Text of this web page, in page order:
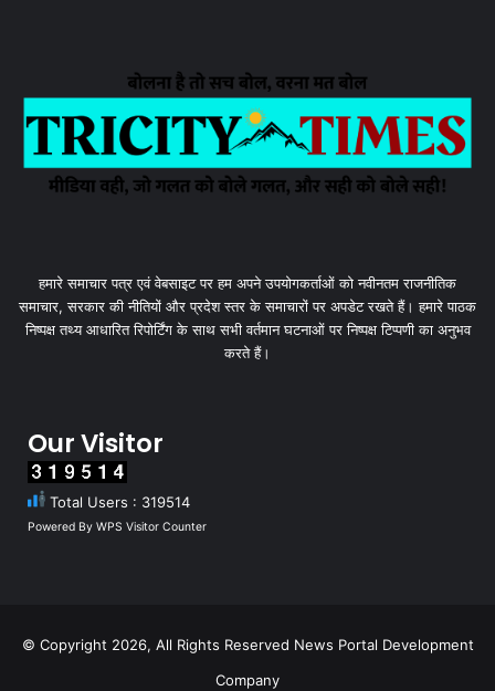
हमारे समाचार पत्र एवं वेबसाइट पर हम अपने उपयोगकर्ताओं को नवीनतम राजनीतिक
समाचार, सरकार की नीतियों और प्रदेश स्तर के समाचारों पर अपडेट रखते हैं। हमारे पाठक
निष्पक्ष तथ्य आधारित रिपोर्टिंग के साथ सभी वर्तमान घटनाओं पर निष्पक्ष टिप्पणी का अनुभव
करते हैं।
Our Visitor
Total Users : 319514
Powered By WPS Visitor Counter
© Copyright 2026, All Rights Reserved News Portal Development
Company